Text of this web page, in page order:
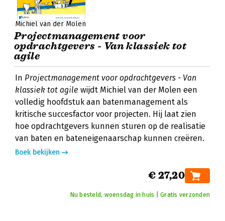
Michiel van der Molen
Projectmanagement voor
opdrachtgevers - Van klassiek tot
agile
In Projectmanagement voor opdrachtgevers - Van
klassiek tot agile wijdt Michiel van der Molen een
volledig hoofdstuk aan batenmanagement als
kritische succesfactor voor projecten. Hij laat zien
hoe opdrachtgevers kunnen sturen op de realisatie
van baten en bateneigenaarschap kunnen creëren.
Boek bekijken
€ 27,20
Nu besteld, woensdag in huis | Gratis verzonden